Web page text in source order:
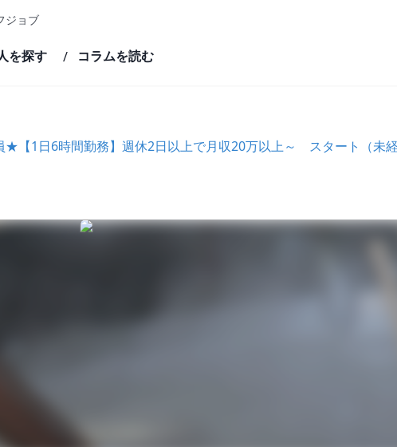
ジョブ
を探す / コラムを読む
【1日6時間勤務】週休2日以上で月収20万以上～ スタート（未経